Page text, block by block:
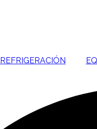
REFRIGERACIÓN